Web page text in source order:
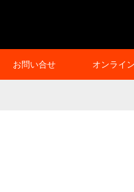
お問い合せ オンライ